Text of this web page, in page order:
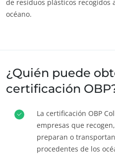
Actuar a través de nuestros
Avanzar con nuestros equipos
Comprometerse con nuestro
Innovar con nuestro
de residuos plásticos recogidos
océano.
¿Quién puede
certificación
La certificación OBP
empresas que
preparan o
procedentes de los